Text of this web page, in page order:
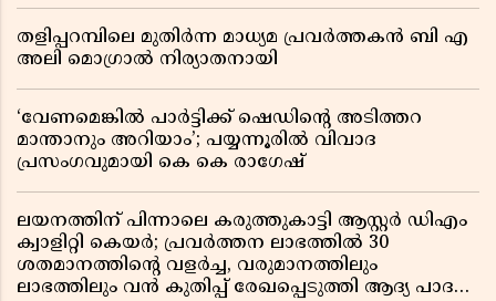
തളിപ്പറമ്പിലെ മുതിർന്ന മാധ്യമ പ്രവർത്തകൻ ബി എ
അലി മൊഗ്രാൽ നിര്യാതനായി
‘വേണമെങ്കിൽ പാർട്ടിക്ക് ഷെഡിൻ്റെ അടിത്തറ
മാന്താനും അറിയാം’; പയ്യന്നൂരിൽ വിവാദ
പ്രസംഗവുമായി കെ കെ രാഗേഷ്
ലയനത്തിന് പിന്നാലെ കരുത്തുകാട്ടി ആസ്റ്റർ ഡിഎം
ക്വാളിറ്റി കെയർ; പ്രവർത്തന ലാഭത്തിൽ 30
ശതമാനത്തിൻ്റെ വളർച്ച, വരുമാനത്തിലും
ലാഭത്തിലും വൻ കുതിപ്പ് രേഖപ്പെടുത്തി ആദ്യ പാദ